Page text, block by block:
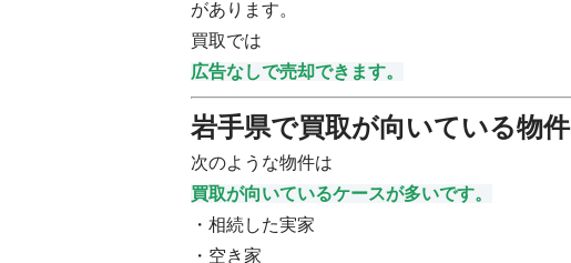
があります。
買取では
広告なしで売却できます。
岩手県で買取が向いている物件
次のような物件は
買取が向いているケースが多いです。
・相続した実家
・空き家